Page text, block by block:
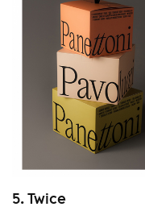
5. Twice